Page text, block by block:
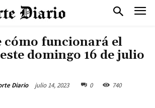
cómo funcionará el
domingo 16 de julio
Diario julio 14, 2023 0 740